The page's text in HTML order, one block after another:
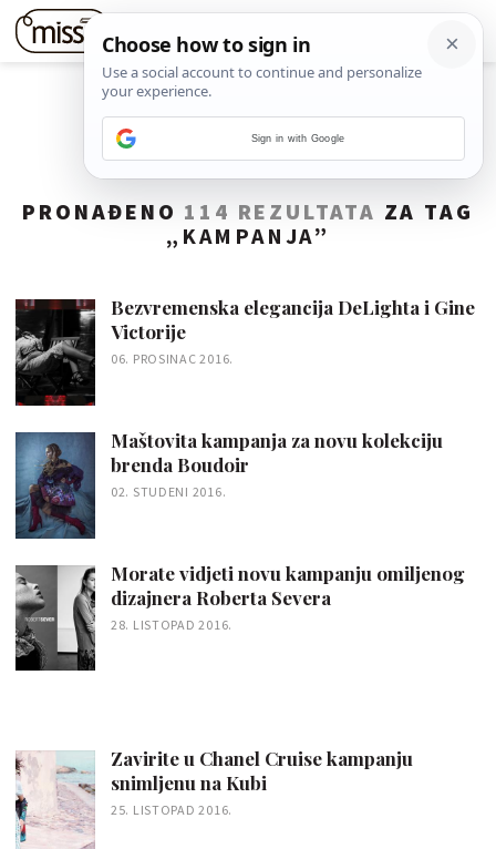
PRONAĐENO 114 REZULTATA ZA TAG
„ KAMPANJA”
Bezvremenska elegancija DeLighta i Gine
Victorije
06. PROSINAC 2016.
Maštovita kampanja za novu kolekciju
brenda Boudoir
02. STUDENI 2016.
Morate vidjeti novu kampanju omiljenog
dizajnera Roberta Severa
28. LISTOPAD 2016.
Zavirite u Chanel Cruise kampanju
snimljenu na Kubi
25. LISTOPAD 2016.
Sign in with Google